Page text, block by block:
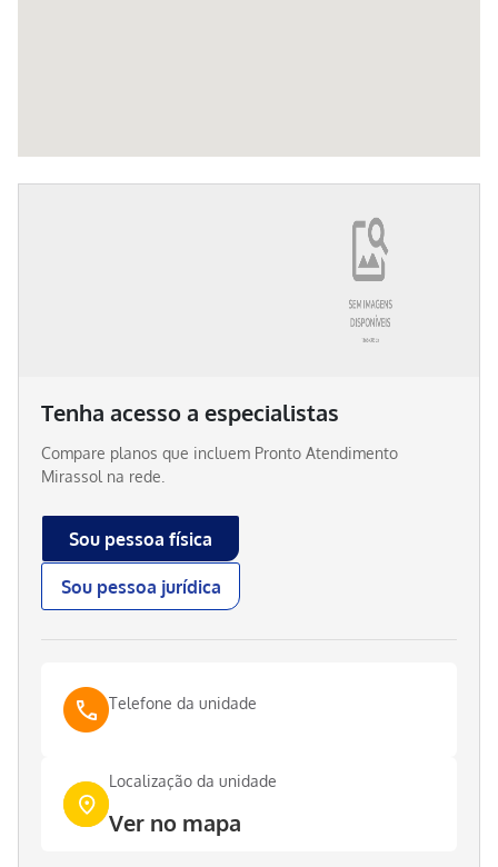
Tenha acesso a especialistas
Compare planos que incluem Pronto Atendimento
Mirassol na rede.
Sou pessoa física
Sou pessoa jurídica
Telefone da unidade
Localização da unidade
Ver no mapa